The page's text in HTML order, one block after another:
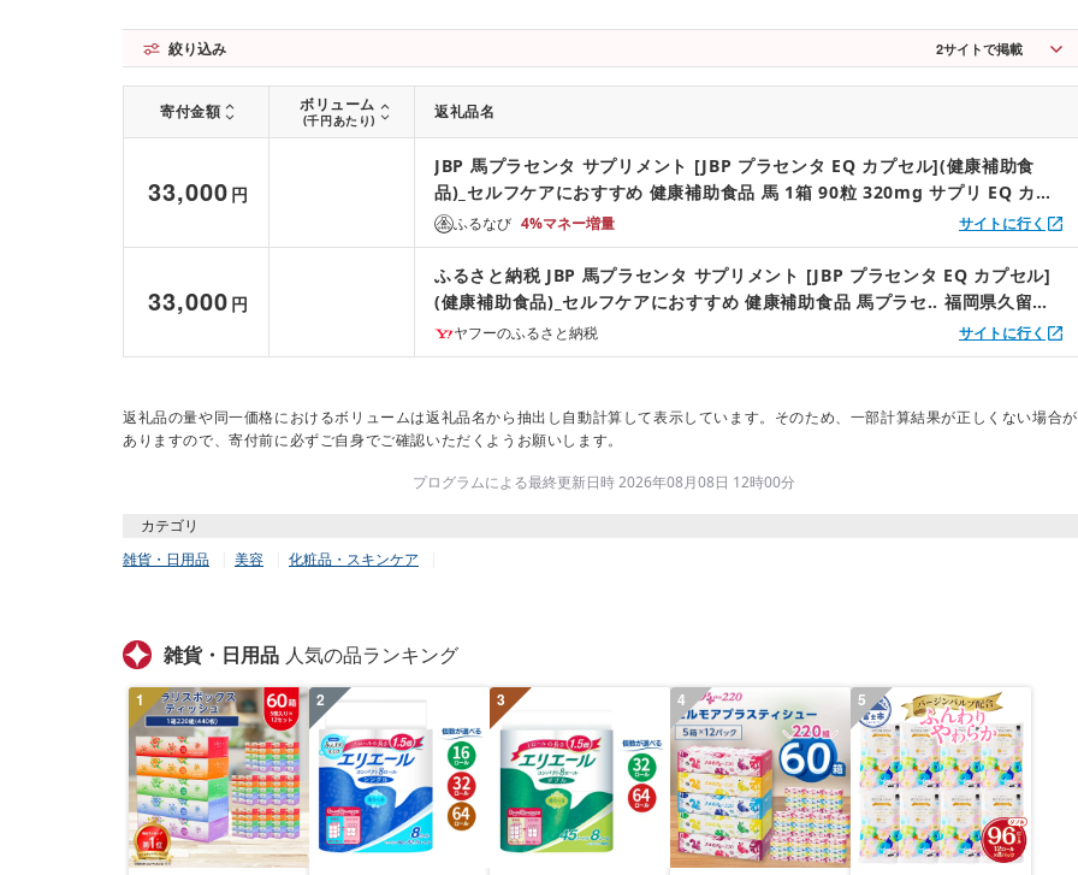
絞り込み 2サイトで掲載
寄付金額 ボリューム
(千円あたり) 返礼品名
33,000 円
ふるなび
JBP 馬プラセンタ サプリメント [JBP プラセンタ EQ カプセル](健康補助食
品)_セルフケアにおすすめ 健康補助食品 馬 1箱 90粒 320mg サプリ EQ カプ
セル サプリメント 国産 日本製 粒 日本生物製剤 添加物不使用 更年期 栄養補給
福岡県 久留米市 送料無料 〔Qp002〕
4%マネー増量 サイトに行く
33,000 円
ヤフーのふるさと納税
ふるさと納税 JBP 馬プラセンタ サプリメント [JBP プラセンタ EQ カプセル]
(健康補助食品)_セルフケアにおすすめ 健康補助食品 馬プラセ.. 福岡県久留米
市
サイトに行く
返礼品の量や同一価格におけるボリュームは返礼品名から抽出し自動計算して表示しています。そのため、一部計算結果が正しくない場合が
ありますので、寄付前に必ずご自身でご確認いただくようお願いします。
プログラムによる最終更新日時 2026年08月08日 12時00分
カテゴリ
雑貨・日用品
美容 化粧品・スキンケア
雑貨・日用品 人気の品ランキング
1 2 3 4 5